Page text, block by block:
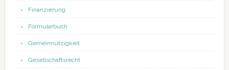
Finanzierung
Formularbuch
Gemeinnützigkeit
Gesellschaftsrecht